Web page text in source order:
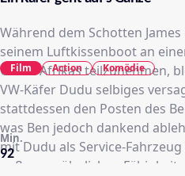
Während dem Schotten
seinem Luftkissenboot an
Osten Afrikas teilzunehmen,
VW-Käfer Dudu selbiges
stattdessen den Posten des
was Ben jedoch dankend
mit Dudu als Service-
außergewöhnlichen
92
Min.
Film Action Komödie